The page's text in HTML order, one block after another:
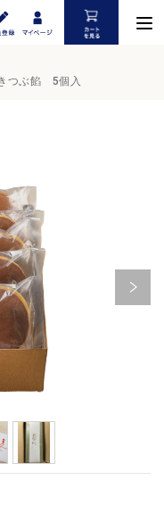
つぶ餡 5個入